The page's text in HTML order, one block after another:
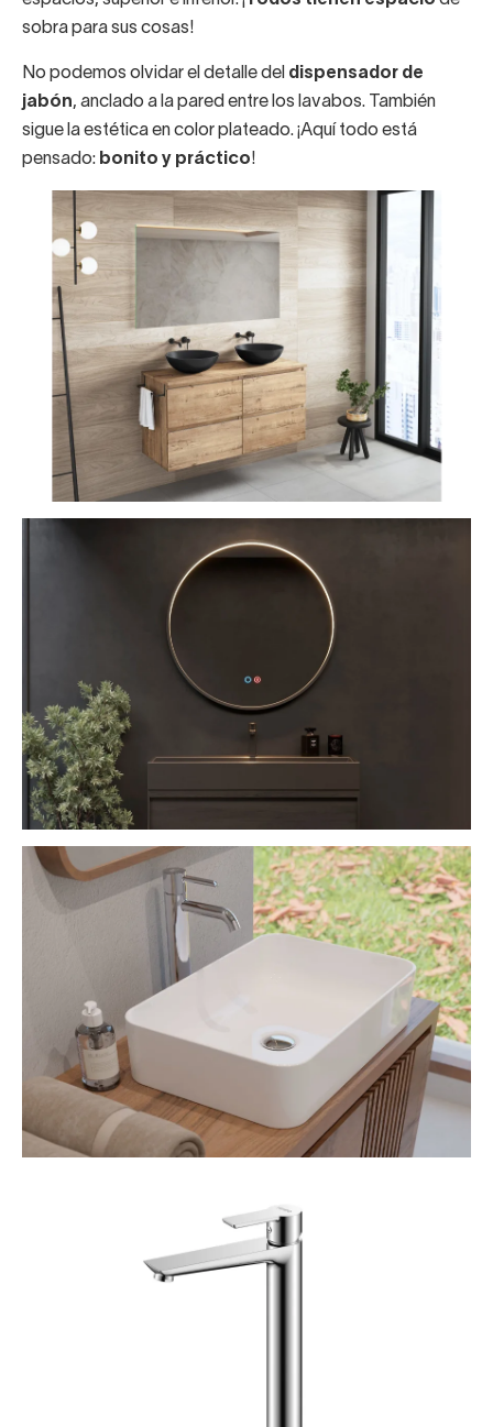
sobra para sus cosas!
No podemos olvidar el detalle del dispensador de
jabón, anclado a la pared entre los lavabos. También
sigue la estética en color plateado. ¡Aquí todo está
pensado: bonito y práctico!